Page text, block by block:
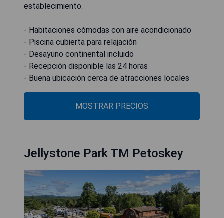
establecimiento.
- Habitaciones cómodas con aire acondicionado
- Piscina cubierta para relajación
- Desayuno continental incluido
- Recepción disponible las 24 horas
- Buena ubicación cerca de atracciones locales
MOSTRAR PRECIOS
Jellystone Park TM Petoskey